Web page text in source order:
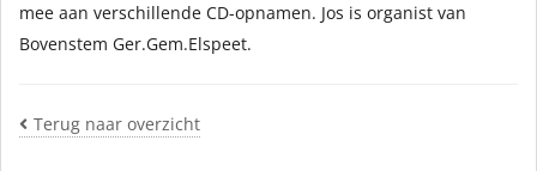
mee aan verschillende CD-opnamen. Jos is organist van
Bovenstem Ger.Gem.Elspeet.
Terug naar overzicht